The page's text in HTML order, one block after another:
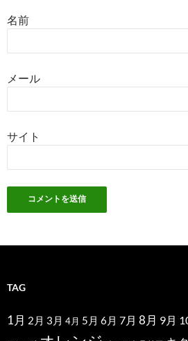
名前
メール
サイト
TAG
1月 2月 3月 4月 5月 6月 7月 8月 9月